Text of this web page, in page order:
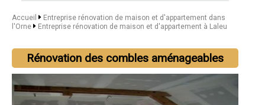
Accueil
Entreprise rénovation de maison et d'appartement dans
l'Orne
Entreprise rénovation de maison et d'appartement à Laleu
Rénovation des combles aménageables